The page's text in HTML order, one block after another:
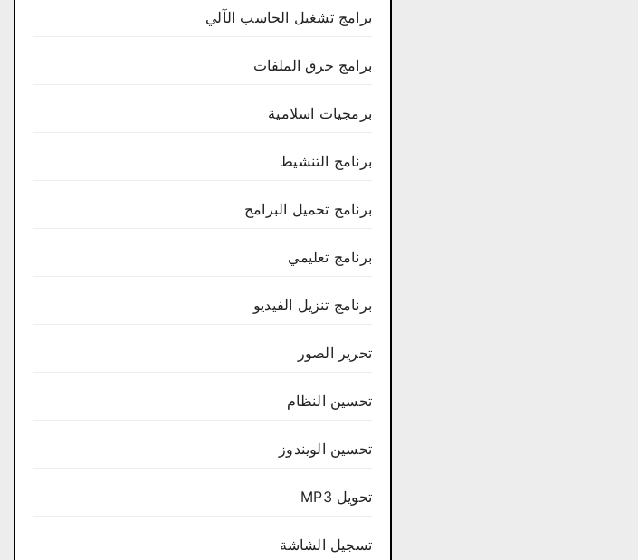
برامج تشغيل الحاسب الآلي
برامج حرق الملفات
برمجيات اسلامية
برنامج التنشيط
برنامج تحميل البرامج
برنامج تعليمي
برنامج تنزيل الفيديو
تحرير الصور
تحسين النظام
تحسين الويندوز
تحويل MP3
تسجيل الشاشة